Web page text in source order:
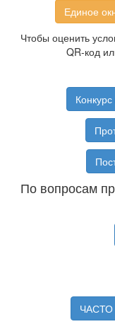
Единое
Чтобы оценить
QR-код
По вопросам